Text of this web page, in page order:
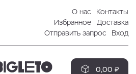
О нас
Контакты
Избранное
Доставка
Отправить запрос
Вход
0,00 ₽